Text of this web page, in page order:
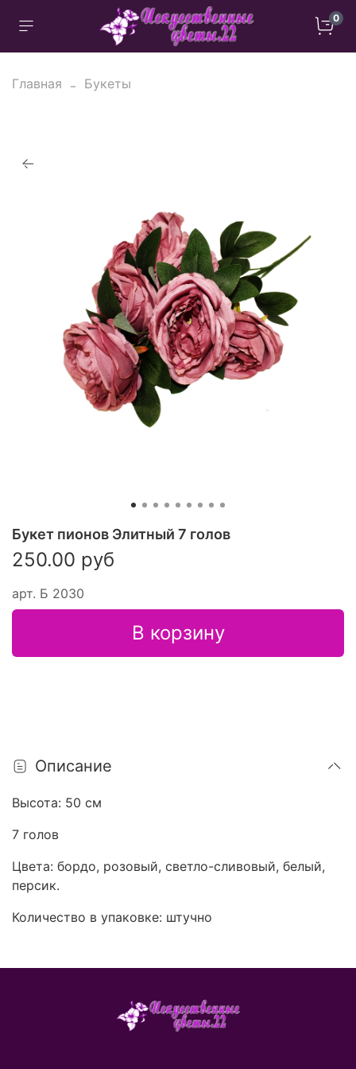
0
Главная Букеты
арт. Б 2030
Букет пионов Элитный 7 голов
250.00 руб
В корзину
Описание
Высота: 50 см
7 голов
Цвета: бордо, розовый, светло-сливовый, белый,
персик.
Количество в упаковке: штучно